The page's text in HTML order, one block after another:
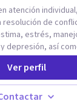
atención
resolución de
estrés,
depresión, así
Desarrollo de
y largo plazo,
propia vision.
Ver perfil